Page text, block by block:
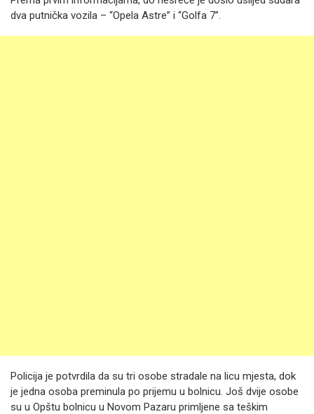
dva putnička vozila – “Opela Astre” i “Golfa 7”.
Policija je potvrdila da su tri osobe stradale na licu mjesta, dok
je jedna osoba preminula po prijemu u bolnicu. Još dvije osobe
su u Opštu bolnicu u Novom Pazaru primljene sa teškim